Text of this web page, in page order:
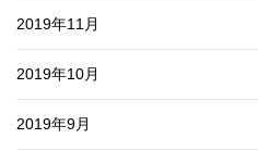
2019年11月
2019年10月
2019年9月